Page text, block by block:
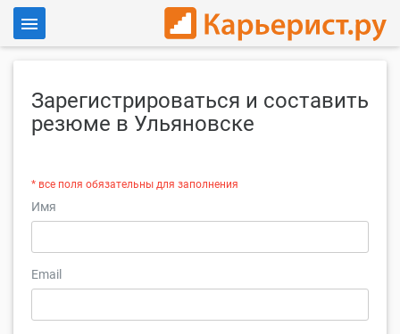
Для работодателей
Зарегистрироваться и составить
резюме в Ульяновске
* все поля обязательны для заполнения
Имя
Email